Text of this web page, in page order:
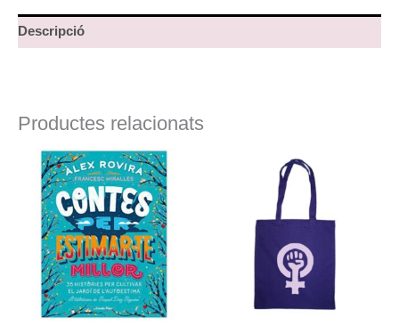
Descripció
Productes relacionats